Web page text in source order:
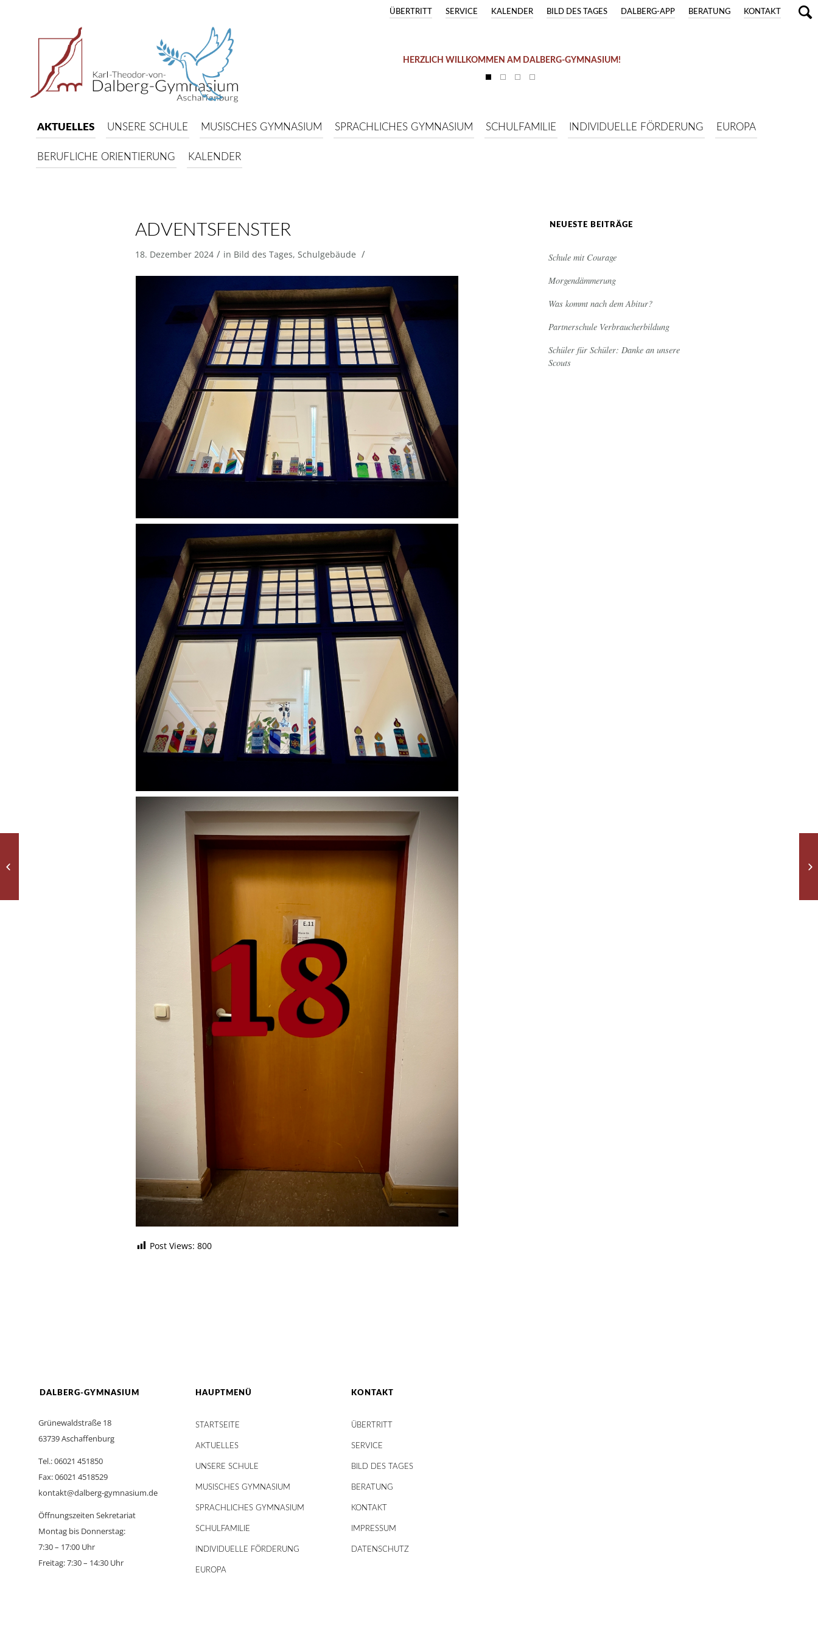
KONTAKT
BERATUNG
DALBERG-APP
BILD DES TAGES
KALENDER
SERVICE
ÜBERTRITT
HERZLICH WILLKOMMEN AM DALBERG-GYMNASIUM!
AKTUELLES UNSERE SCHULE MUSISCHES GYMNASIUM SPRACHLICHES GYMNASIUM SCHULFAMILIE INDIVIDUELLE FÖRDERUNG EUROPA
BERUFLICHE ORIENTIERUNG KALENDER
ADVENTSFENSTER
18. Dezember 2024 / in Bild des Tages, Schulgebäude /
Post Views: 800
NEUESTE BEITRÄGE
Schule mit Courage
Morgendämmerung
Was kommt nach dem Abitur?
Partnerschule Verbraucherbildung
Schüler für Schüler: Danke an unsere
Scouts
DALBERG-GYMNASIUM
Grünewaldstraße 18
63739 Aschaffenburg
Tel.: 06021 451850
Fax: 06021 4518529
kontakt@dalberg-gymnasium.de
Öffnungszeiten Sekretariat
Montag bis Donnerstag:
7:30 – 17:00 Uhr
Freitag: 7:30 – 14:30 Uhr
HAUPTMENÜ
STARTSEITE
AKTUELLES
UNSERE SCHULE
MUSISCHES GYMNASIUM
SPRACHLICHES GYMNASIUM
SCHULFAMILIE
INDIVIDUELLE FÖRDERUNG
EUROPA
KONTAKT
ÜBERTRITT
SERVICE
BILD DES TAGES
BERATUNG
KONTAKT
IMPRESSUM
DATENSCHUTZ